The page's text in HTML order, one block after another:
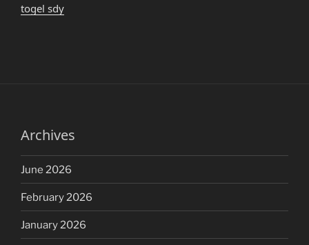
togel sdy
Archives
June 2026
February 2026
January 2026